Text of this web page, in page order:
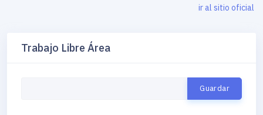
ir al sitio oficial
Trabajo Libre Área